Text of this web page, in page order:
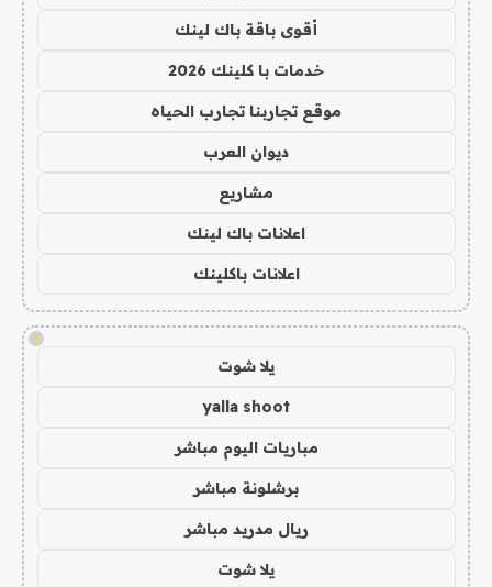
أقوى باقة باك لينك
خدمات با كلينك 2026
موقع تجاربنا تجارب الحياه
ديوان العرب
مشاريع
اعلانات باك لينك
اعلانات باكلينك
!
يلا شوت
yalla shoot
مباريات اليوم مباشر
برشلونة مباشر
ريال مدريد مباشر
يلا شوت